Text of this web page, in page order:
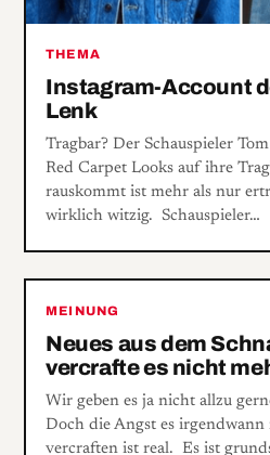
THEMA
Instagram-Account
Lenk
Tragbar? Der Schauspieler
Red Carpet Looks auf ihre
rauskommt ist mehr als nur
wirklich witzig. Schauspieler…
MEINUNG
Neues aus dem
vercrafte es nicht
Wir geben es ja nicht allzu
Doch die Angst es
vercraften ist real. Es ist